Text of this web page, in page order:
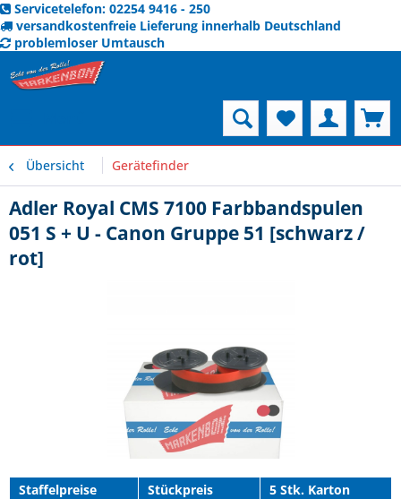
Servicetelefon: 02254 9416 - 250
versandkostenfreie Lieferung innerhalb Deutschland
problemloser Umtausch
Übersicht Gerätefinder
Adler Royal CMS 7100 Farbbandspulen
051 S + U - Canon Gruppe 51 [schwarz /
rot]
Staffelpreise Stückpreis 5 Stk. Karton